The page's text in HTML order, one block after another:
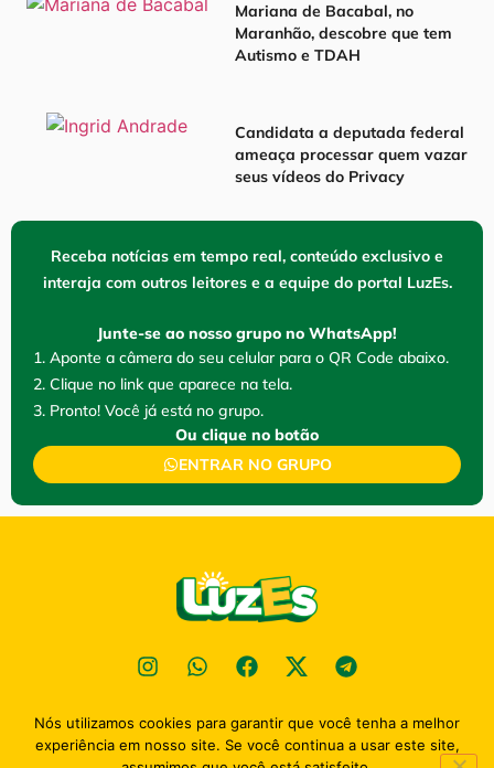
Mariana de Bacabal, no
Maranhão, descobre que tem
Autismo e TDAH
Candidata a deputada federal
ameaça processar quem vazar
seus vídeos do Privacy
Receba notícias em tempo real, conteúdo exclusivo e
interaja com outros leitores e a equipe do portal LuzEs.
Junte-se ao nosso grupo no WhatsApp!
1. Aponte a câmera do seu celular para o QR Code abaixo.
2. Clique no link que aparece na tela.
3. Pronto! Você já está no grupo.
Ou clique no botão
ENTRAR NO GRUPO
Política de privacidade
2026Portal Luz Esperaça - TODOS OS DIREITOS RESENVADOS
Nós utilizamos cookies para garantir que você tenha a melhor
experiência em nosso site. Se você continua a usar este site,